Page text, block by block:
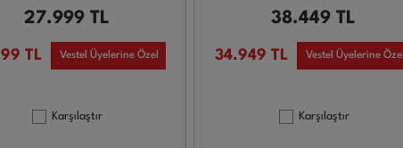
27.999 TL
TL Vestel Üyelerine Özel
Karşılaştır
38.449 TL
34.949 TL Vestel Üyelerine Özel
Karşılaştır